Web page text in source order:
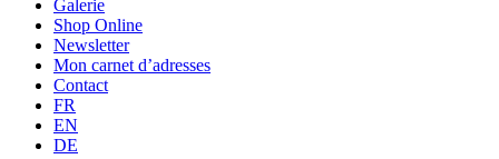
Galerie
Shop Online
Newsletter
Mon carnet d’adresses
Contact
FR
EN
DE